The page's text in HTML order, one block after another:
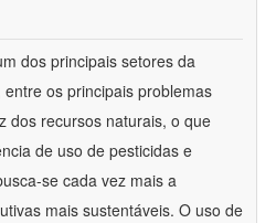
dos principais setores da
os principais problemas
dos recursos naturais, o que
de uso de pesticidas e
se cada vez mais a
mais sustentáveis. O uso de